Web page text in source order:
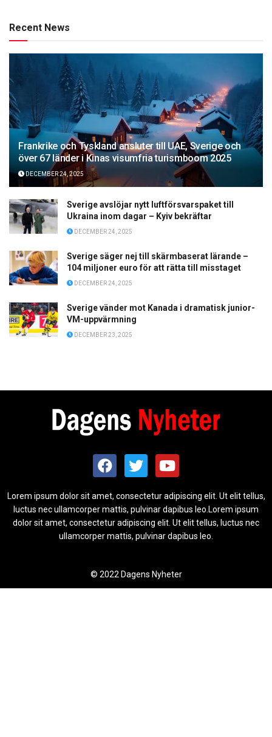
Recent News
Frankrike och Tyskland ansluter till UAE, Sverige och
över 67 länder i Kinas visumfria turismboom 2025
DECEMBER 24, 2025
Sverige avslöjar nytt luftförsvarspaket till
Ukraina inom dagar – Kyiv bekräftar
DECEMBER 24, 2025
Sverige säger nej till skärmbaserat lärande –
104 miljoner euro för att rätta till misstaget
DECEMBER 24, 2025
Sverige vänder mot Kanada i dramatisk junior-
VM-uppvärmning
DECEMBER 23, 2025
Lorem ipsum dolor sit amet, consectetur adipiscing elit. Ut elit tellus,
luctus nec ullamcorper mattis, pulvinar dapibus leo.Lorem ipsum
dolor sit amet, consectetur adipiscing elit. Ut elit tellus, luctus nec
ullamcorper mattis, pulvinar dapibus leo.
© 2022 Dagens Nyheter